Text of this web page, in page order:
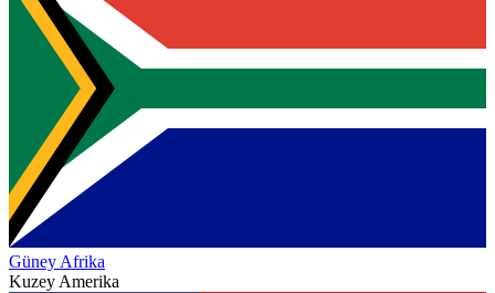
Güney Afrika
Kuzey Amerika